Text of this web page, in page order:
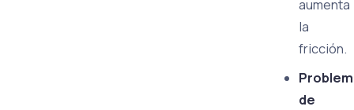
aumenta
la
fricción.
de